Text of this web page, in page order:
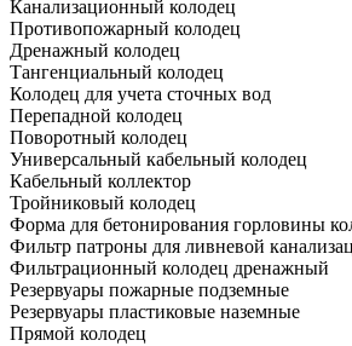
Канализационный колодец
Противопожарный колодец
Дренажный колодец
Тангенциальный колодец
Колодец для учета сточных вод
Перепадной колодец
Поворотный колодец
Универсальный кабельный колодец
Кабельный коллектор
Тройниковый колодец
Форма для бетонирования горловины
Фильтр патроны для ливневой
Фильтрационный колодец дренажный
Резервуары пожарные подземные
Резервуары пластиковые наземные
Прямой колодец